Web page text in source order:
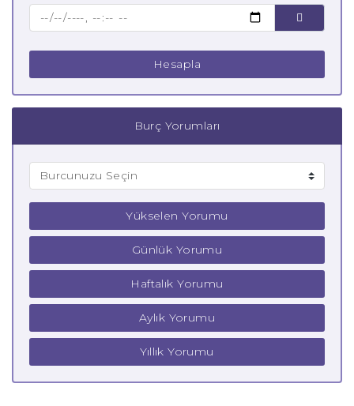
Hesapla
Burç Yorumları
Yükselen Yorumu
Günlük Yorumu
Haftalık Yorumu
Aylık Yorumu
Yıllık Yorumu